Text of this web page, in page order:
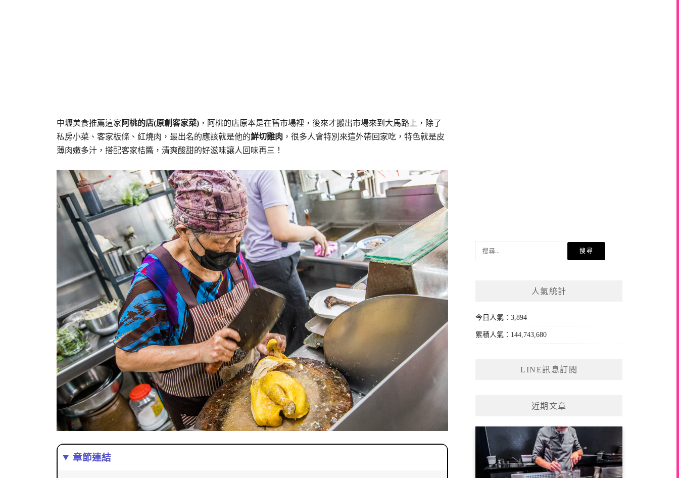
中壢美食推薦這家 阿桃的店(原創客家菜) ，阿桃的店原本是在舊市場裡，後來才搬出市場來到大馬路上，除了
私房小菜、客家板條、紅燒肉，最出名的應該就是他的鮮切雞肉 ，很多人會特別來這外帶回家吃，特色就是皮
薄肉嫩多汁，搭配客家桔醬，清爽酸甜的好滋味讓人回味再三！
章節連結
人氣統計
今日人氣：3,894
累積人氣：144,743,680
LINE訊息訂閱
近期文章